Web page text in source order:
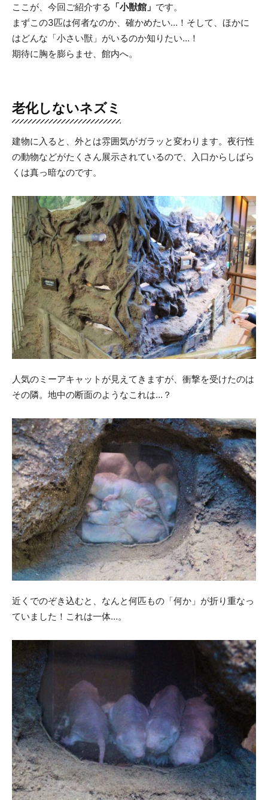
ここが、今回ご紹介する 「小獣館」 です。
まずこの3匹は何者なのか、確かめたい…！そして、ほかに
はどんな「小さい獣」がいるのか知りたい…！
期待に胸を膨らませ、館内へ。
老化しないネズミ
建物に入ると、外とは雰囲気がガラッと変わります。夜行性
の動物などがたくさん展示されているので、入口からしばら
くは真っ暗なのです。
人気のミーアキャットが見えてきますが、衝撃を受けたのは
その隣。地中の断面のようなこれは…？
近くでのぞき込むと、なんと何匹もの「何か」が折り重なっ
ていました！これは一体…。